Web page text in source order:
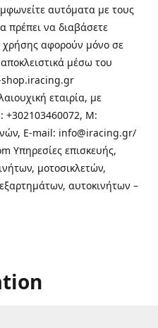
αυτόματα με τους
πρέπει να διαβάσετε
χρήσης αφορούν μόνο σε
μέσω του
shop.iracing.gr
εταιρία, με
+302103460072, M:
E-mail: info@iracing.gr/
Υπηρεσίες επισκευής,
μοτοσικλετών,
αυτοκινήτων –